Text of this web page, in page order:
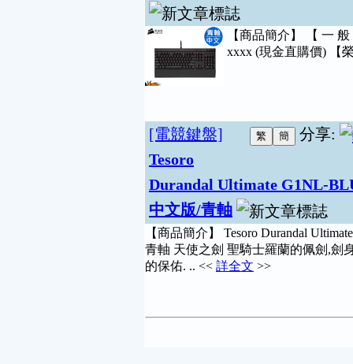
【商品簡介】 【 一
xxxx (現金直購價) 【
分享:
[電競鍵盤]
Tesoro
Durandal Ultimate G1NL-
中文版/青軸
【商品簡介】 Tesoro Durandal
青軸 天使之劍 聖騎士羅蘭的佩劍,劍
的保佑. .. << 詳全文 >>